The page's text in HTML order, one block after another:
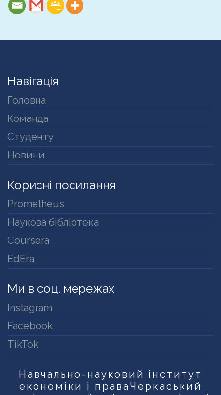
Навігація
Головна
Команда
Студенту
Новини
Корисні посилання
Prometheus
Наукова бібліотека
Coursera
EdEra
Ми в соц. мережах
Instagram
Facebook
TikTok
Навчально-науковий інститут
економіки і права Черкаський